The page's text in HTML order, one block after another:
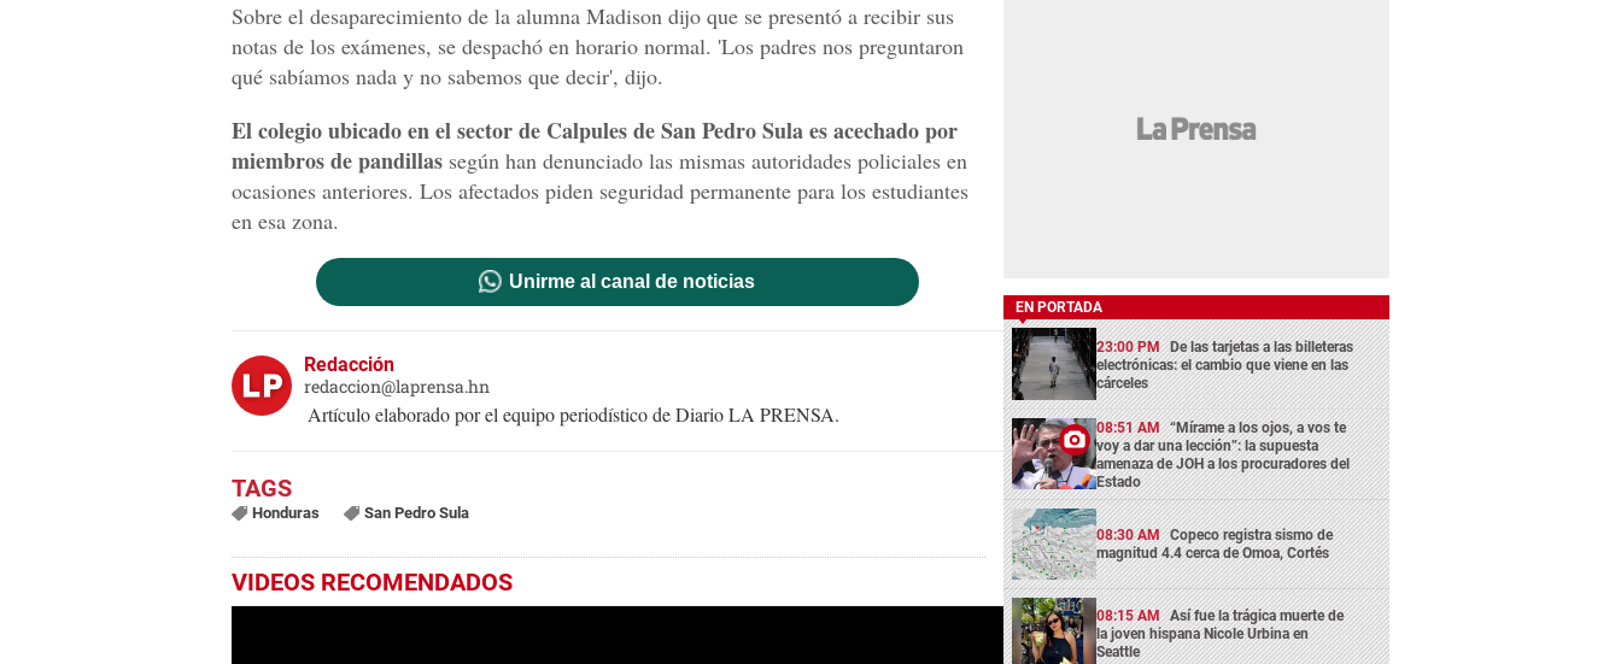
Sobre el desaparecimiento de la alumna Madison dijo que se presentó a recibir sus
notas de los exámenes, se despachó en horario normal. 'Los padres nos preguntaron
qué sabíamos nada y no sabemos que decir', dijo.
El colegio ubicado en el sector de Calpules de San Pedro Sula es acechado por
miembros de pandillas según han denunciado las mismas autoridades policiales en
ocasiones anteriores. Los afectados piden seguridad permanente para los estudiantes
en esa zona.
Unirme al canal de noticias
Redacción
redaccion@laprensa.hn
Artículo elaborado por el equipo periodístico de Diario LA PRENSA.
Honduras San Pedro Sula
VIDEOS RECOMENDADOS
EN PORTADA
23:00 PM De las tarjetas a las billeteras
electrónicas: el cambio que viene en las
cárceles
08:51 AM “Mírame a los ojos, a vos te
voy a dar una lección”: la supuesta
amenaza de JOH a los procuradores del
Estado
08:30 AM Copeco registra sismo de
magnitud 4.4 cerca de Omoa, Cortés
08:15 AM Así fue la trágica muerte de
la joven hispana Nicole Urbina en
Seattle